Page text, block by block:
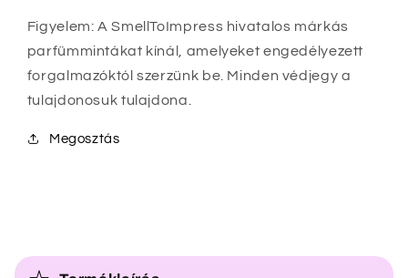
Figyelem: A SmellToImpress hivatalos márkás
parfümmintákat kínál, amelyeket engedélyezett
forgalmazóktól szerzünk be. Minden védjegy a
tulajdonosuk tulajdona.
Megosztás
s